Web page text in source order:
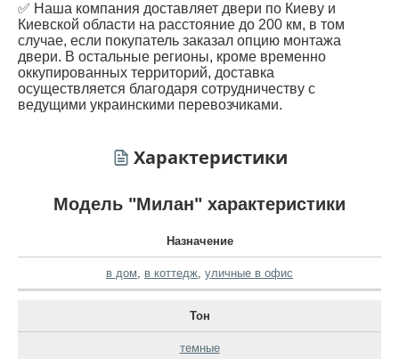
✅ Наша компания доставляет двери по Киеву и
Киевской области на расстояние до 200 км, в том
случае, если покупатель заказал опцию монтажа
двери. В остальные регионы, кроме временно
оккупированных территорий, доставка
осуществляется благодаря сотрудничеству с
ведущими украинскими перевозчиками.
Характеристики
Модель "Милан" характеристики
Назначение
в дом, в коттедж, уличные в офис
Тон
темные